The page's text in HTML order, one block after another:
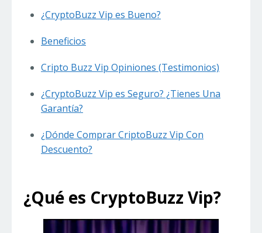
¿CryptoBuzz Vip es Bueno?
Beneficios
Cripto Buzz Vip Opiniones (Testimonios)
¿CryptoBuzz Vip es Seguro? ¿Tienes Una
Garantía?
¿Dónde Comprar CriptoBuzz Vip Con
Descuento?
¿Qué es CryptoBuzz Vip?